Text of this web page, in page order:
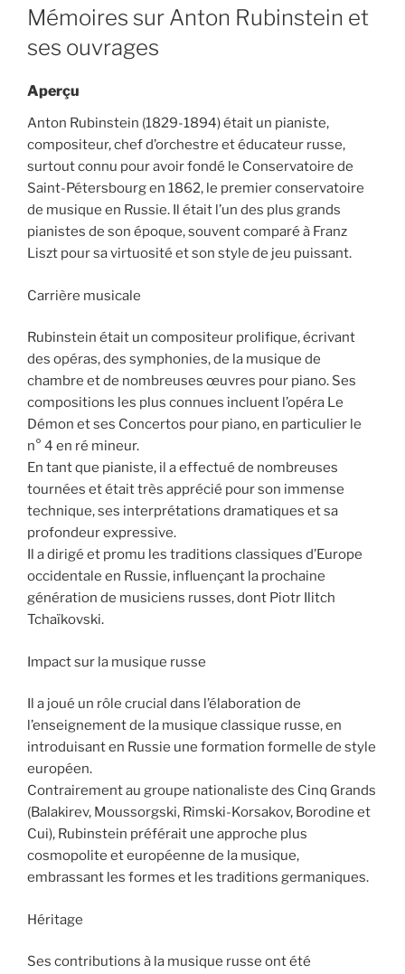
ON
Mémoires sur Anton Rubinstein et
ses ouvrages
Aperçu
Anton Rubinstein (1829-1894) était un pianiste,
compositeur, chef d’orchestre et éducateur russe,
surtout connu pour avoir fondé le Conservatoire de
Saint-Pétersbourg en 1862, le premier conservatoire
de musique en Russie. Il était l’un des plus grands
pianistes de son époque, souvent comparé à Franz
Liszt pour sa virtuosité et son style de jeu puissant.
Carrière musicale
Rubinstein était un compositeur prolifique, écrivant
des opéras, des symphonies, de la musique de
chambre et de nombreuses œuvres pour piano. Ses
compositions les plus connues incluent l’opéra Le
Démon et ses Concertos pour piano, en particulier le
n° 4 en ré mineur.
En tant que pianiste, il a effectué de nombreuses
tournées et était très apprécié pour son immense
technique, ses interprétations dramatiques et sa
profondeur expressive.
Il a dirigé et promu les traditions classiques d’Europe
occidentale en Russie, influençant la prochaine
génération de musiciens russes, dont Piotr Ilitch
Tchaïkovski.
Impact sur la musique russe
Il a joué un rôle crucial dans l’élaboration de
l’enseignement de la musique classique russe, en
introduisant en Russie une formation formelle de style
européen.
Contrairement au groupe nationaliste des Cinq Grands
(Balakirev, Moussorgski, Rimski-Korsakov, Borodine et
Cui), Rubinstein préférait une approche plus
cosmopolite et européenne de la musique,
embrassant les formes et les traditions germaniques.
Héritage
Ses contributions à la musique russe ont été